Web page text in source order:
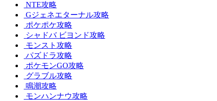
NTE攻略
Gジェネエターナル攻略
ポケポケ攻略
シャドバ ビヨンド攻略
モンスト攻略
パズドラ攻略
ポケモンGO攻略
グラブル攻略
鳴潮攻略
モンハンナウ攻略